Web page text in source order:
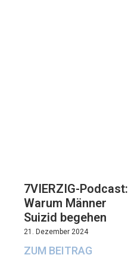
7VIERZIG-Podcast:
Warum Männer
Suizid begehen
21. Dezember 2024
ZUM BEITRAG